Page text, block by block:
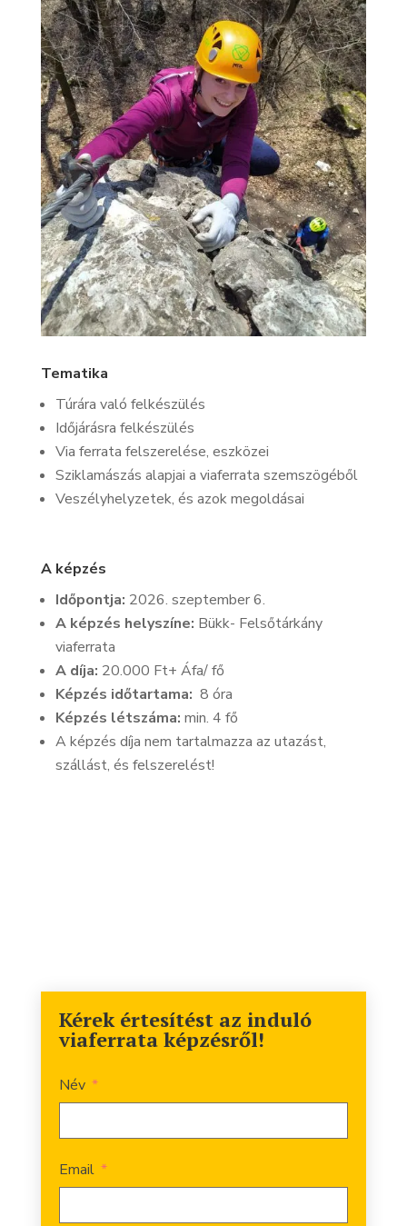
Tematika
Túrára való felkészülés
Időjárásra felkészülés
Via ferrata felszerelése, eszközei
Sziklamászás alapjai a viaferrata szemszögéből
Veszélyhelyzetek, és azok megoldásai
A képzés
Időpontja: 2026. szeptember 6.
A képzés helyszíne: Bükk- Felsőtárkány
viaferrata
A díja: 20.000 Ft+ Áfa/ fő
Képzés időtartama: 8 óra
Képzés létszáma: min. 4 fő
A képzés díja nem tartalmazza az utazást,
szállást, és felszerelést!
Kérek értesítést az induló
viaferrata képzésről!
Név
Email